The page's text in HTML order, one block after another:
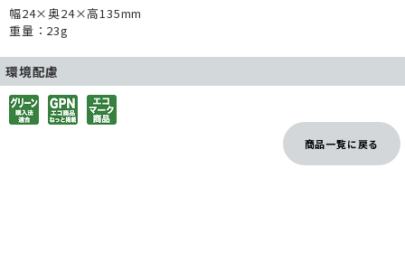
幅24×奥24×高135mm
重量：23g
環境配慮
商品一覧に戻る